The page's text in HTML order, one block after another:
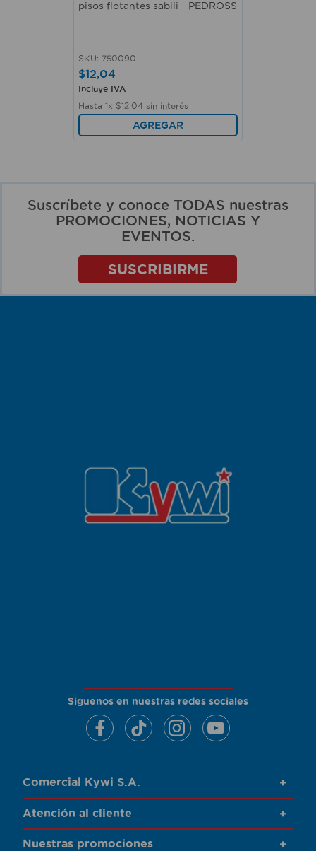
pisos flotantes sabili - PEDROSS
SKU: 750090
$12,04
Incluye IVA
Hasta 1x $12 04 sin interés
AGREGAR
Suscríbete y conoce TODAS nuestras
PROMOCIONES, NOTICIAS Y
EVENTOS.
SUSCRIBIRME
Siguenos en nuestras redes sociales
Comercial Kywi S.A. +
Atención al cliente +
Nuestras promociones +